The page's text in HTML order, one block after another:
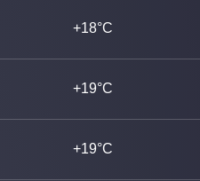
+18°C
+19°C
+19°C